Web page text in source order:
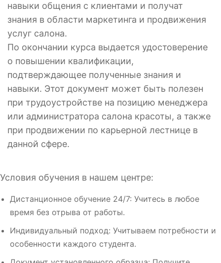
навыки общения с клиентами и получат
знания в области маркетинга и продвижения
услуг салона.
По окончании курса выдается удостоверение
о повышении квалификации,
подтверждающее полученные знания и
навыки. Этот документ может быть полезен
при трудоустройстве на позицию менеджера
или администратора салона красоты, а также
при продвижении по карьерной лестнице в
данной сфере.
Условия обучения в нашем центре:
Дистанционное обучение 24/7: Учитесь в любое
время без отрыва от работы.
Индивидуальный подход: Учитываем потребности и
особенности каждого студента.